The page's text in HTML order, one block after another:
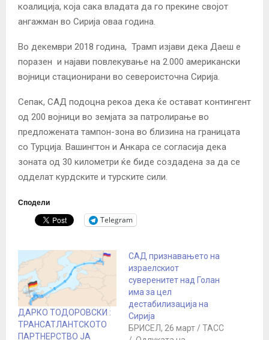
коалиција, која сака владата да го прекине својот
ангажман во Сирија оваа година.
Во декември 2018 година, Трамп изјави дека Даеш е
поразен и најави повлекување на 2.000 американски
војници стационирани во североисточна Сирија.
Сепак, САД подоцна рекоа дека ќе остават контингент
од 200 војници во земјата за патролирање во
предложената тампон-зона во близина на границата
со Турција. Вашингтон и Анкара се согласија дека
зоната од 30 километри ќе биде создадена за да се
одделат курдските и турските сили.
Сподели
Telegram
ДАРКО ТОДОРОВСКИ :
ТРАНСАТЛАНТСКОТО
ПАРТНЕРСТВО ЈА
САД признавањето на
израелскиот
суверенитет над Голан
има за цел
дестабилизација на
Сирија
БРИСЕЛ, 26 март / ТАСС